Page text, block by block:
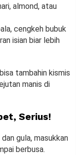
almond, atau
cengkeh bubuk
isian biar lebih
tambahin kismis
manis di
Serius!
gula, masukkan
berbusa.